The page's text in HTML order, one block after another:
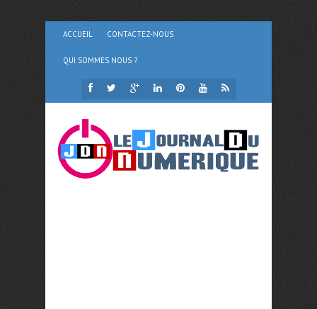
ACCUEIL CONTACTEZ-NOUS
QUI SOMMES NOUS ?